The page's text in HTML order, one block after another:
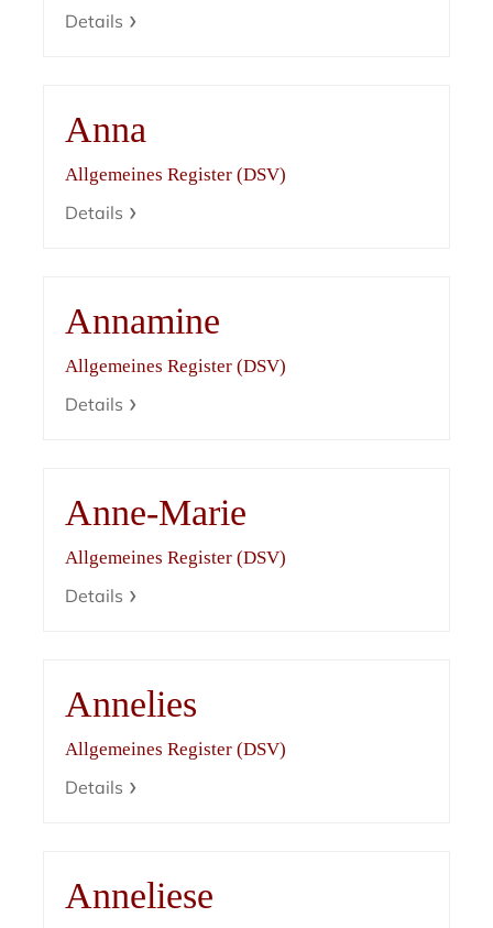
Details
Anna
Allgemeines Register (DSV)
Details
Annamine
Allgemeines Register (DSV)
Details
Anne-Marie
Allgemeines Register (DSV)
Details
Annelies
Allgemeines Register (DSV)
Details
Anneliese